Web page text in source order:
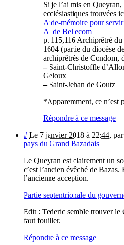
Si je l’ai mis en Queyran,
ecclésiastiques trouvées
Aide-mémoire pour
A. de Bellecom
p. 115,116 Archiprêtré du
1604 (partie du diocèse
archiprêtrés de
–Saint-Christoffle
Geloux
–Saint-Jehan de Goutz
*Apparemment, ce n’est
Répondre à ce message
# Le 7 janvier 2018 à 22:44, par
pays du Grand Bazadais
Le Queyran est clairement un
c’est l’ancien évêché de Bazas.
l’ancienne acception.
Partie septentrionale du
Edit : Tederic semble trouver
faut fouiller.
Répondre à ce message